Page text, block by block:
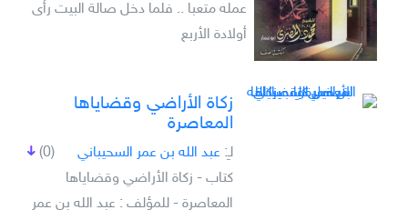
عمله متعبا .. فلما دخل صالة البيت رأى
أولادة الأربع
زكاة الأراضي وقضاياها
المعاصرة
(0) لـِ: عبد الله بن عمر السحيباني
كتاب - زكاة الأراضي وقضاياها
المعاصرة - للمؤلف : عبد الله بن عمر